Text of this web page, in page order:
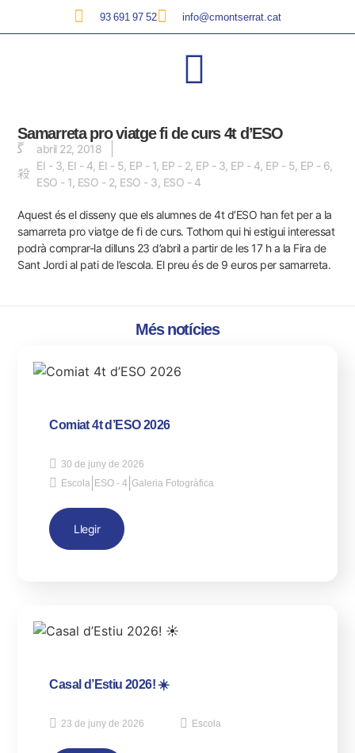
93 691 97 52 info@cmontserrat.cat
Samarreta pro viatge fi de curs 4t d’ESO
abril 22, 2018
EI - 3 EI - 4 EI - 5 EP - 1 EP - 2 EP - 3 EP - 4 EP - 5 EP - 6
ESO - 1 ESO - 2 ESO - 3 ESO - 4
Aquest és el disseny que els alumnes de 4t d’ESO han fet per a la
samarreta pro viatge de fi de curs. Tothom qui hi estigui interessat
podrà comprar-la dilluns 23 d’abril a partir de les 17 h a la Fira de
Sant Jordi al pati de l’escola. El preu és de 9 euros per samarreta.
Més notícies
Comiat 4t d’ESO 2026
30 de juny de 2026
Escola ESO - 4 |Galeria Fotogràfica
Llegir
Casal d’Estiu 2026! ☀️
23 de juny de 2026 Escola